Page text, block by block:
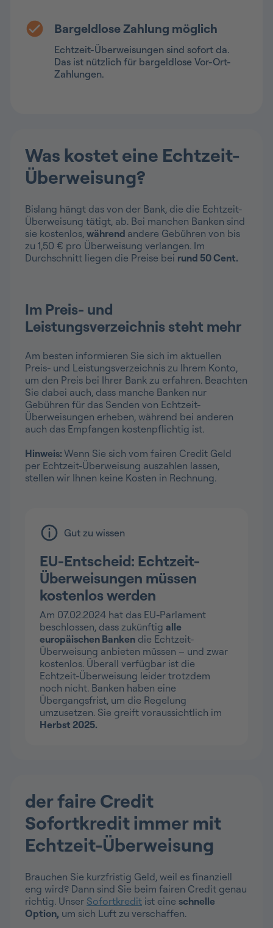
Bargeldlose Zahlung möglich
Echtzeit-Überweisungen sind sofort da.
Das ist nützlich für bargeldlose Vor-Ort-
Zahlungen.
Was kostet eine Echtzeit-
Überweisung?
Bislang hängt das von der Bank, die die Echtzeit-
Überweisung tätigt, ab. Bei manchen Banken sind
sie kostenlos, während andere Gebühren von bis
zu 1,50 € pro Überweisung verlangen. Im
Durchschnitt liegen die Preise bei rund 50 Cent.
Im Preis- und
Leistungsverzeichnis steht mehr
Am besten informieren Sie sich im aktuellen
Preis- und Leistungsverzeichnis zu Ihrem Konto,
um den Preis bei Ihrer Bank zu erfahren. Beachten
Sie dabei auch, dass manche Banken nur
Gebühren für das Senden von Echtzeit-
Überweisungen erheben, während bei anderen
auch das Empfangen kostenpflichtig ist.
Hinweis: Wenn Sie sich vom fairen Credit Geld
per Echtzeit-Überweisung auszahlen lassen,
stellen wir Ihnen keine Kosten in Rechnung.
Gut zu wissen
EU-Entscheid: Echtzeit-
Überweisungen müssen
kostenlos werden
Am 07.02.2024 hat das EU-Parlament
beschlossen, dass zukünftig alle
europäischen Banken die Echtzeit-
Überweisung anbieten müssen – und zwar
kostenlos. Überall verfügbar ist die
Echtzeit-Überweisung leider trotzdem
noch nicht. Banken haben eine
Übergangsfrist, um die Regelung
umzusetzen. Sie greift voraussichtlich im
Herbst 2025.
der faire Credit
Sofortkredit immer mit
Echtzeit-Überweisung
Brauchen Sie kurzfristig Geld, weil es finanziell
eng wird? Dann sind Sie beim fairen Credit genau
richtig. Unser Sofortkredit ist eine schnelle
Option, um sich Luft zu verschaffen.